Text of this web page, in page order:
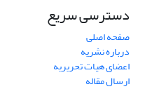
دسترسی سریع
صفحه اصلی
درباره نشریه
اعضای هیات تحریریه
ارسال مقاله